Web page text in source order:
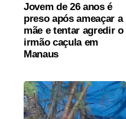
Jovem de 26 anos é
preso após ameaçar a
mãe e tentar agredir o
irmão caçula em
Manaus